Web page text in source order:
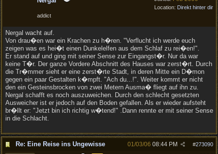
Location: Direkt hinter dir
addict
Nergal wacht auf.
Von drau�en war ein Krachen zu h�ren. "Verflucht ich werde euch
zeigen was es hei�t einen Dunkelelfen aus dem Schlaf zu rei�en!".
Er stand auf und ging mit seiner Sense zur Eingangst�r. Nur da war
keine T�r. Der ganze Vordere Abschnitt des Hauses war zerst�rt. Durch
die Tr�mmer sieht er eine zerst�rte Stadt, in deren Mitte ein D�mon
gegen ein paar Gestalten k�mpft. "Ach du...!". Weiter kommt er nicht
den ein Gesteinsbrocken von zwei Metern Ausma� fliegt auf ihn zu.
Nergal schafft es noch auszuweichen. Durch den schlecht gesetzten
Ausweicher ist er jedoch auf den Boden gefallen. Als er wieder aufsteht
br�llt er: "Jetzt bin ich richtig w�tend!" .Dann rennte er mit seiner Sense
in die Schlacht.
Re: Eine Reise ins Ungewisse #273090
01/03/06 08:44 PM